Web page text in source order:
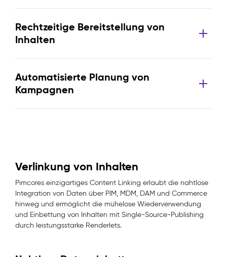
Rechtzeitige Bereitstellung von
Inhalten
Automatisierte Planung von
Kampagnen
Verlinkung von Inhalten
Pimcores einzigartiges Content Linking erlaubt die nahtlose
Integration von Daten über PIM, MDM, DAM und Commerce
hinweg und ermöglicht die mühelose Wiederverwendung
und Einbettung von Inhalten mit Single-Source-Publishing
durch leistungsstarke Renderlets.